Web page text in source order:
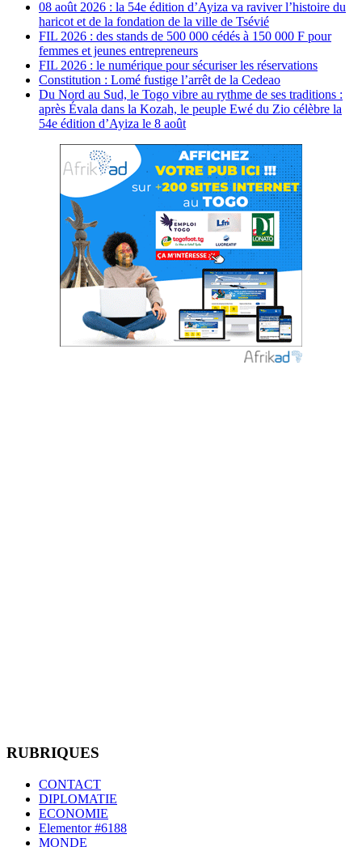
08 août 2026 : la 54e édition d’Ayiza va raviver l’histoire du
haricot et de la fondation de la ville de Tsévié
FIL 2026 : des stands de 500 000 cédés à 150 000 F pour
femmes et jeunes entrepreneurs
FIL 2026 : le numérique pour sécuriser les réservations
Constitution : Lomé fustige l’arrêt de la Cedeao
Du Nord au Sud, le Togo vibre au rythme de ses traditions :
après Évala dans la Kozah, le peuple Ewé du Zio célèbre la
54e édition d’Ayiza le 8 août
RUBRIQUES
CONTACT
DIPLOMATIE
ECONOMIE
Elementor #6188
MONDE